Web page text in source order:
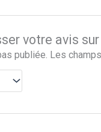
votre avis
publiée. Les